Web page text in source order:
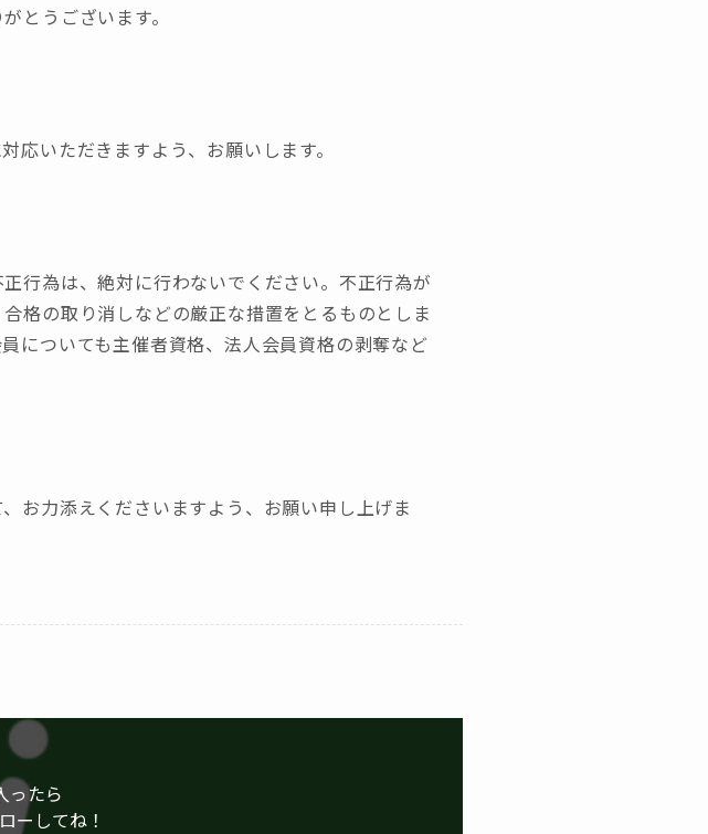
とうございます。
応いただきますよう、お願いします。
行為は、絶対に行わないでください。不正行為が
格の取り消しなどの厳正な措置をとるものとしま
についても主催者資格、法人会員資格の剥奪など
お力添えくださいますよう、お願い申し上げま
ったら
ーしてね！